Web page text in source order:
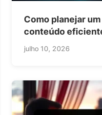
Como planejar
conteúdo
julho 10, 2026